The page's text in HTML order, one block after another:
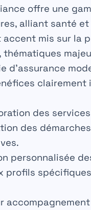
offre une
alliant santé
accent mis sur la
thématiques
d’assurance
clairement
des
des démarches
personnalisée
profils